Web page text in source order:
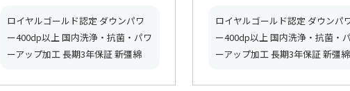
ロイヤルゴールド認定 ダウンパワ
ー400dp以上 国内洗浄・抗菌・パワ
ーアップ加工 長期3年保証 新彊綿
ロイヤルゴールド認定 ダウンパ
ー400dp以上 国内洗浄・抗菌・
ーアップ加工 長期3年保証 新彊綿